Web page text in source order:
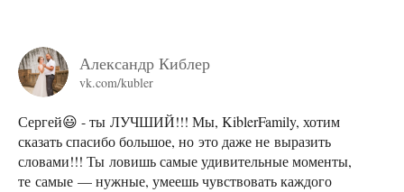
Александр Киблер
vk.com/kubler
Сергей😃 - ты ЛУЧШИЙ!!! Мы, KiblerFamily, хотим
сказать спасибо большое, но это даже не выразить
словами!!! Ты ловишь самые удивительные моменты,
те самые — нужные, умеешь чувствовать каждого